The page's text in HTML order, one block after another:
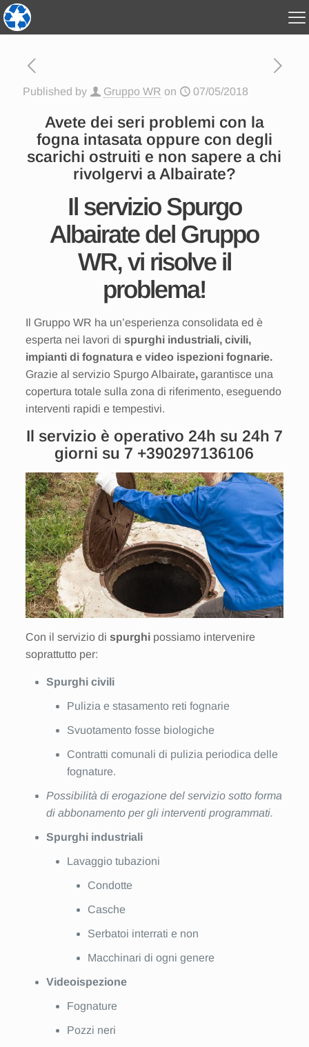
Published by Gruppo WR on 07/05/2018
Avete dei seri problemi con la
fogna intasata oppure con degli
scarichi ostruiti e non sapere a chi
rivolgervi a Albairate?
Il servizio Spurgo
Albairate del Gruppo
WR, vi risolve il
problema!
Il Gruppo WR ha un’esperienza consolidata ed è
esperta nei lavori di spurghi industriali, civili,
impianti di fognatura e video ispezioni fognarie.
Grazie al servizio Spurgo Albairate, garantisce una
copertura totale sulla zona di riferimento, eseguendo
interventi rapidi e tempestivi.
Il servizio è operativo 24h su 24h 7
giorni su 7 +390297136106
Con il servizio di spurghi possiamo intervenire
soprattutto per:
Spurghi civili
Pulizia e stasamento reti fognarie
Svuotamento fosse biologiche
Contratti comunali di pulizia periodica delle
fognature.
Possibilità di erogazione del servizio sotto forma
di abbonamento per gli interventi programmati.
Spurghi industriali
Lavaggio tubazioni
Condotte
Casche
Serbatoi interrati e non
Macchinari di ogni genere
Videoispezione
Fognature
Pozzi neri